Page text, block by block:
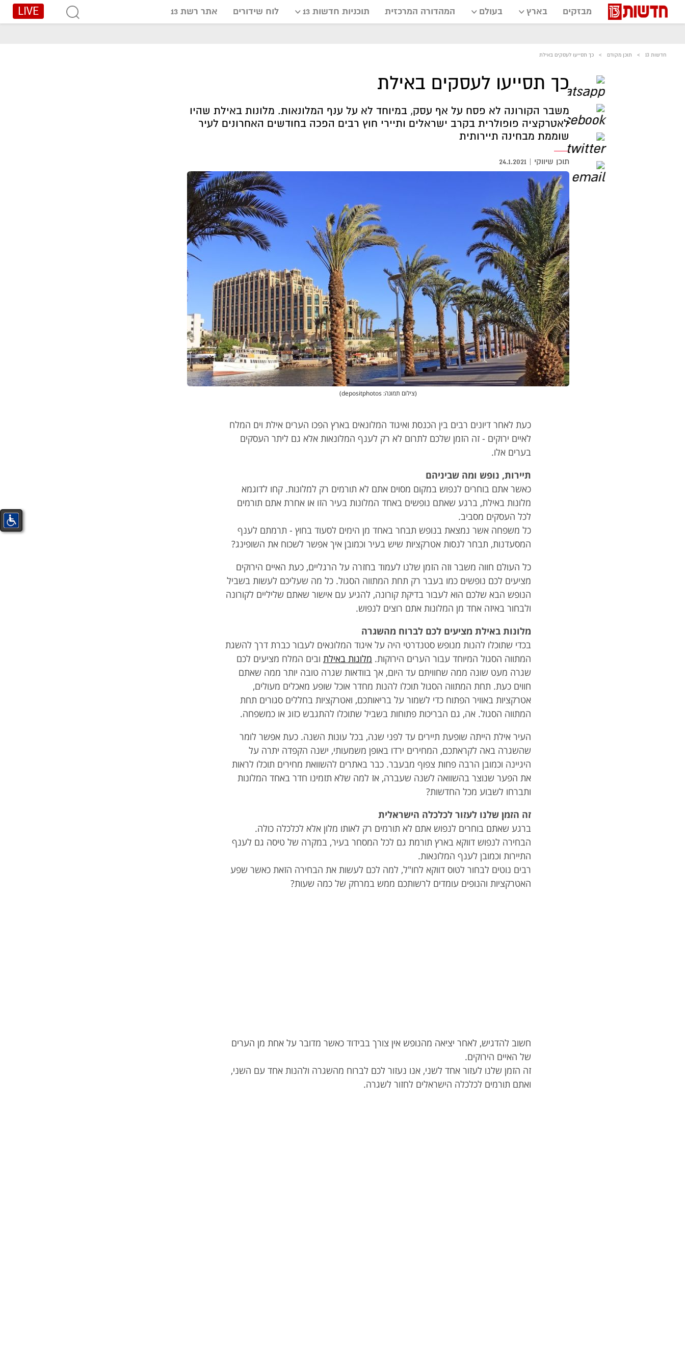
מבזקים בארץ בעולם המהדורה המרכזית תוכניות חדשות 13 לוח שידורים אתר רשת 13 LIVE
חדשות 13 תוכן מקודם כך תסייעו לעסקים באילת
כך תסייעו לעסקים באילת
משבר הקורונה לא פסח על אף עסק, במיוחד לא על ענף המלונאות. מלונות באילת שהיו
לאטרקציה פופולרית בקרב ישראלים ותיירי חוץ רבים הפכה בחודשים האחרונים לעיר
שוממת מבחינה תיירותית
תוכן שיווקי |
24.1.2021
(צילום תמונה: depositphotos)
כעת לאחר דיונים רבים בין הכנסת ואיגוד המלונאים בארץ הפכו הערים אילת וים המלח
לאיים ירוקים - זה הזמן שלכם לתרום לא רק לענף המלונאות אלא גם ליתר העסקים
בערים אלו.
תיירות, נופש ומה שביניהם
כאשר אתם בוחרים לנפוש במקום מסוים אתם לא תורמים רק למלונות. קחו לדוגמא
מלונות באילת, ברגע שאתם נופשים באחד המלונות בעיר הזו או אחרת אתם תורמים
לכל העסקים מסביב.
כל משפחה אשר נמצאת בנופש תבחר באחד מן הימים לסעוד בחוץ - תרמתם לענף
המסעדנות, תבחר לנסות אטרקציות שיש בעיר וכמובן איך אפשר לשכוח את השופינג?
כל העולם חווה משבר וזה הזמן שלנו לעמוד בחזרה על הרגליים, כעת האיים הירוקים
מציעים לכם נופשים כמו בעבר רק תחת המתווה הסגול. כל מה שעליכם לעשות בשביל
הנופש הבא שלכם הוא לעבור בדיקת קורונה, להגיע עם אישור שאתם שליליים לקורונה
ולבחור באיזה אחד מן המלונות אתם רוצים לנפוש.
מלונות באילת מציעים לכם לברוח מהשגרה
בכדי שתוכלו להנות מנופש סטנדרטי היה על איגוד המלונאים לעבור כברת דרך להשגת
המתווה הסגול המיוחד עבור הערים הירוקות. מלונות באילת ובים המלח מציעים לכם
שגרה מעט שונה ממה שחוויתם עד היום, אך בוודאות שגרה טובה יותר ממה שאתם
חווים כעת. תחת המתווה הסגול תוכלו להנות מחדר אוכל שופע מאכלים מעולים,
אטרקציות באוויר הפתוח כדי לשמור על בריאותכם, ואטרקציות בחללים סגורים תחת
המתווה הסגול. אה, גם הבריכות פתוחות בשביל שתוכלו להתגבש כזוג או כמשפחה.
העיר אילת הייתה שופעת תיירים עד לפני שנה, בכל עונות השנה. כעת אפשר לומר
שהשגרה באה לקראתכם, המחירים ירדו באופן משמעותי, ישנה הקפדה יתרה על
היגיינה וכמובן הרבה פחות צפוף מבעבר. כבר באתרים להשוואת מחירים תוכלו לראות
את הפער שנוצר בהשוואה לשנה שעברה, אז למה שלא תזמינו חדר באחד המלונות
ותברחו לשבוע מכל החדשות?
זה הזמן שלנו לעזור לכלכלה הישראלית
ברגע שאתם בוחרים לנפוש אתם לא תורמים רק לאותו מלון אלא לכלכלה כולה.
הבחירה לנפוש דווקא בארץ תורמת גם לכל המסחר בעיר, במקרה של טיסה גם לענף
התיירות וכמובן לענף המלונאות.
רבים נוטים לבחור לטוס דווקא לחו"ל, למה לכם לעשות את הבחירה הזאת כאשר שפע
האטרקציות והנופים עומדים לרשותכם ממש במרחק של כמה שעות?
חשוב להדגיש, לאחר יציאה מהנופש אין צורך בבידוד כאשר מדובר על אחת מן הערים
של האיים הירוקים.
זה הזמן שלנו לעזור אחד לשני, אנו נעזור לכם לברוח מהשגרה ולהנות אחד עם השני,
ואתם תורמים לכלכלה הישראלים לחזור לשגרה.